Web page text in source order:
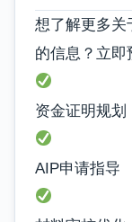
想了解更多关
的信息？立即
资金证明规划
AIP申请指导